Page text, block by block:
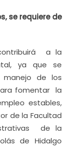
se requiere de
a la
ya que se
de los
fomentar la
estables,
de la Facultad
de la
de Hidalgo